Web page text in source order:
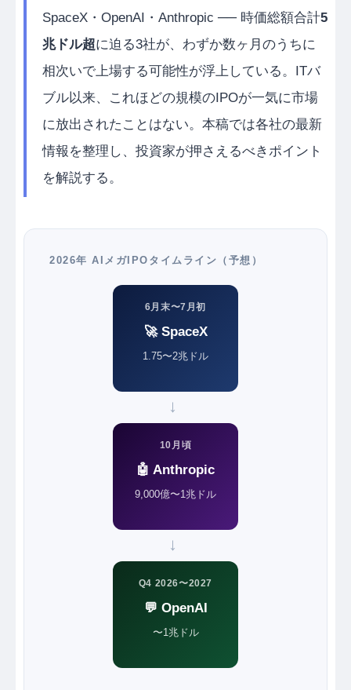
SpaceX・OpenAI・Anthropic ── 時価総額合計5
兆ドル超に迫る3社が、わずか数ヶ月のうちに
相次いで上場する可能性が浮上している。ITバ
ブル以来、これほどの規模のIPOが一気に市場
に放出されたことはない。本稿では各社の最新
情報を整理し、投資家が押さえるべきポイント
を解説する。
2026年 AIメガIPOタイムライン（予想）
6月末〜7月初
🚀 SpaceX
1.75〜2兆ドル
→
10月頃
🤖 Anthropic
9,000億〜1兆ドル
→
Q4 2026〜2027
💬 OpenAI
〜1兆ドル